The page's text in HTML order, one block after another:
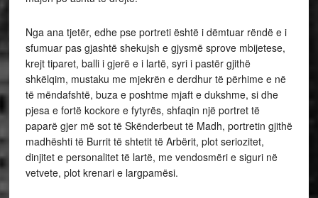
Nga ana tjetër, edhe pse portreti është i dëmtuar rëndë e i
sfumuar pas gjashtë shekujsh e gjysmë sprove mbijetese,
krejt tiparet, balli i gjerë e i lartë, syri i pastër gjithë
shkëlqim, mustaku me mjekrën e derdhur të përhime e në
të mëndafshtë, buza e poshtme mjaft e dukshme, si dhe
pjesa e fortë kockore e fytyrës, shfaqin një portret të
paparë gjer më sot të Skënderbeut të Madh, portretin gjithë
madhështi të Burrit të shtetit të Arbërit, plot seriozitet,
dinjitet e personalitet të lartë, me vendosmëri e siguri në
vetvete, plot krenari e largpamësi.